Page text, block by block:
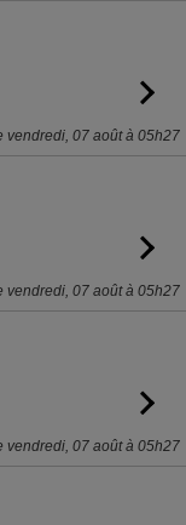
vendredi, 07 août à 05h27
vendredi, 07 août à 05h27
vendredi, 07 août à 05h27